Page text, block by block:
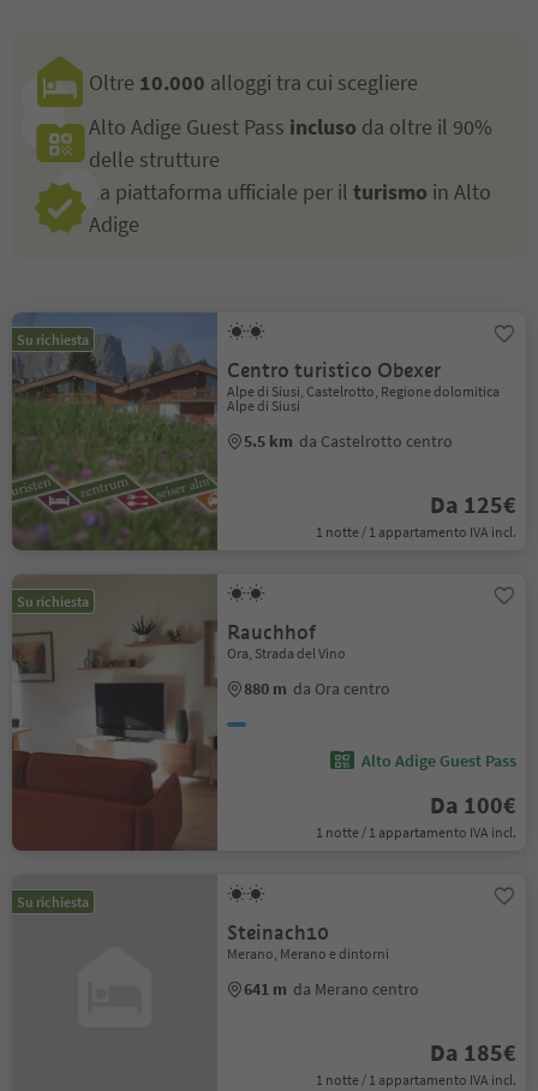
Oltre 10.000 alloggi tra cui scegliere
Alto Adige Guest Pass incluso da oltre il 90%
delle strutture
La piattaforma ufficiale per il turismo in Alto
Adige
Su richiesta
Centro turistico Obexer
Alpe di Siusi, Castelrotto, Regione dolomitica
Alpe di Siusi
5.5 km da Castelrotto centro
Da 125€
1 notte / 1 appartamento IVA incl.
Su richiesta
Rauchhof
Ora, Strada del Vino
880 m da Ora centro
Alto Adige Guest Pass
Da 100€
1 notte / 1 appartamento IVA incl.
Su richiesta
Steinach10
Merano, Merano e dintorni
641 m da Merano centro
Da 185€
1 notte / 1 appartamento IVA incl.